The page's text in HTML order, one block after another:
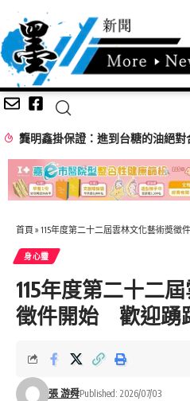
龔明鑫掛保證：進到台糖的油絕對
首頁 » 115年度第二十二屆雲林文化藝術奬
身心𩆜
115年度第二十二
徵件開始 歡迎踴
張 游舜Published: 2026/07/03